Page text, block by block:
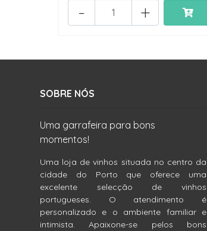
+
-
SOBRE NÓS
Uma garrafeira para bons
momentos!
Uma loja de vinhos situada no centro da
cidade do Porto que oferece uma
excelente selecção de vinhos
portugueses. O atendimento é
personalizado e o ambiente familiar e
intimista. Apaixone-se pelos bons